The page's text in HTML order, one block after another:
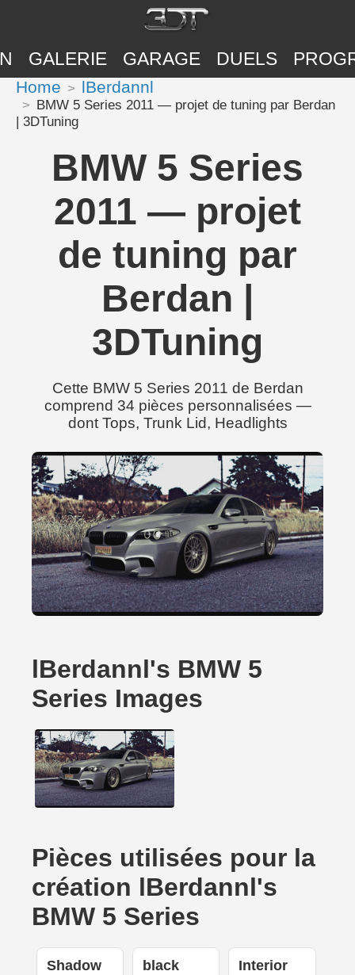
GALERIE GARAGE DUELS
Home lBerdannl
BMW 5 Series 2011 — projet de tuning par Berdan
| 3DTuning
BMW 5 Series
2011 — projet
de tuning par
Berdan |
3DTuning
Cette BMW 5 Series 2011 de Berdan
comprend 34 pièces personnalisées —
dont Tops, Trunk Lid, Headlights
lBerdannl's BMW 5
Series Images
Pièces utilisées pour la
création lBerdannl's
BMW 5 Series
Shadow black Interior